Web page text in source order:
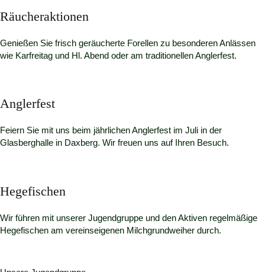
Räucheraktionen
Genießen Sie frisch geräucherte Forellen zu besonderen Anlässen
wie Karfreitag und Hl. Abend oder am traditionellen Anglerfest.
Anglerfest
Feiern Sie mit uns beim jährlichen Anglerfest im Juli in der
Glasberghalle in Daxberg. Wir freuen uns auf Ihren Besuch.
Hegefischen
Wir führen mit unserer Jugendgruppe und den Aktiven regelmäßige
Hegefischen am vereinseigenen Milchgrundweiher durch.